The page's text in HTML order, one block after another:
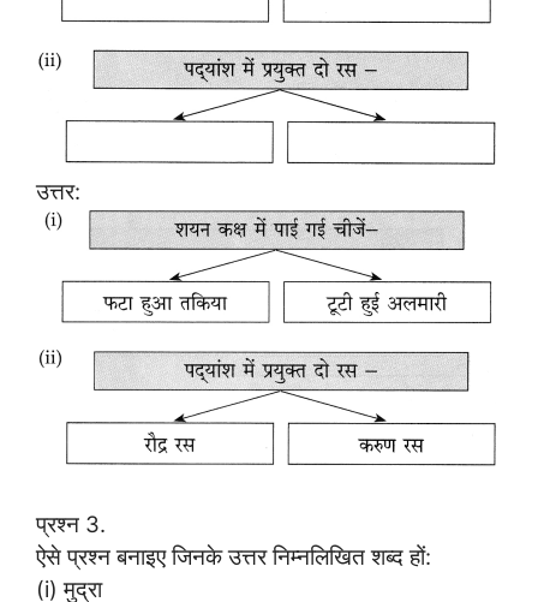
उत्तर:
प्रश्न 3.
ऐसे प्रश्न बनाइए जिनके उत्तर निम्नलिखित शब्द हों:
(i) मुद्रा